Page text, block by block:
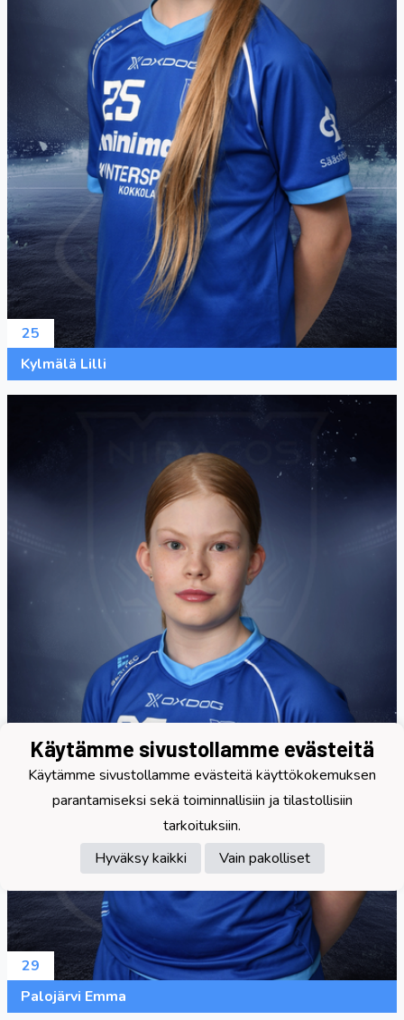
25
Kylmälä Lilli
29
Palojärvi Emma
Käytämme sivustollamme evästeitä
Käytämme sivustollamme evästeitä käyttökokemuksen
parantamiseksi sekä toiminnallisiin ja tilastollisiin
tarkoituksiin.
Hyväksy kaikki
Vain pakolliset